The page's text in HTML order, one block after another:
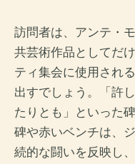
訪問者は、アンテ・
共芸術作品としてだ
ティ集会に使用され
出すでしょう。「許
たりとも」といった
碑や赤いベンチは、
続的な闘いを反映し